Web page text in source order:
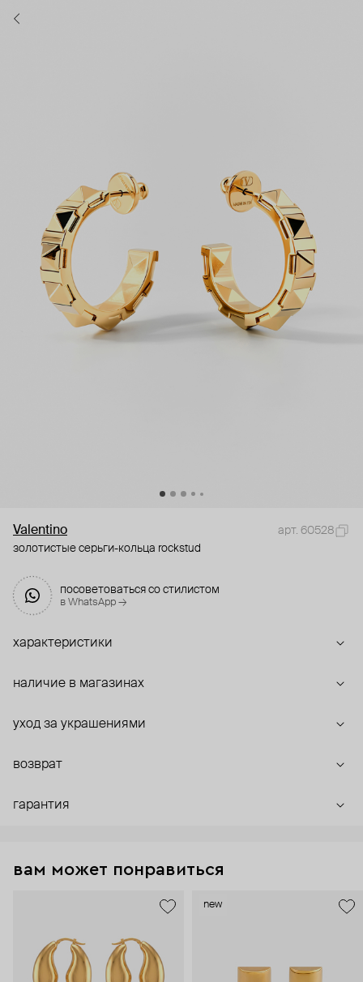
Valentino
арт. 60528
золотистые серьги-кольца rockstud
посоветоваться со стилистом
в WhatsApp →
характеристики
наличие в магазинах
уход за украшениями
возврат
гарантия
вам может понравиться
new